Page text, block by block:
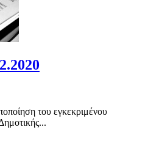
του εγκεκριμένου